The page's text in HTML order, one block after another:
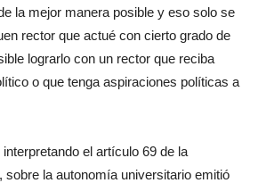
la mejor manera posible y eso solo se
rector que actué con cierto grado de
lograrlo con un rector que reciba
o que tenga aspiraciones políticas a
el artículo 69 de la
sobre la autonomía universitario emitió